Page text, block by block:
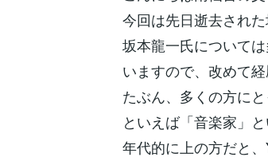
今回は先日逝去され
坂本龍一氏について
いますので、改めて
たぶん、多くの方に
といえば「音楽家」
年代的に上の方だと